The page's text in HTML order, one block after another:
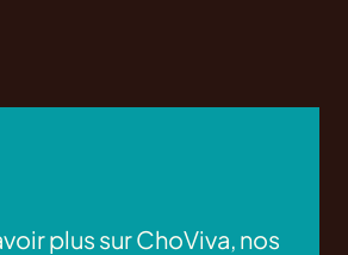
plus sur ChoViva, nos